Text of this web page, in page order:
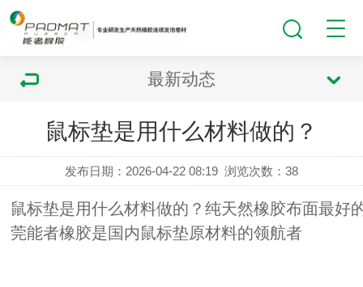
最新动态
鼠标垫是用什么材料做的？
发布日期：2026-04-22 08:19 浏览次数：38
鼠标垫是用什么材料做的？纯天然橡胶布面最好
莞能者橡胶是国内鼠标垫原材料的领航者